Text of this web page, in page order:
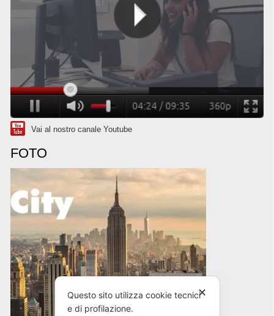
Vai al nostro canale Youtube
FOTO
✕
Questo sito utilizza cookie tecnici
e di profilazione.